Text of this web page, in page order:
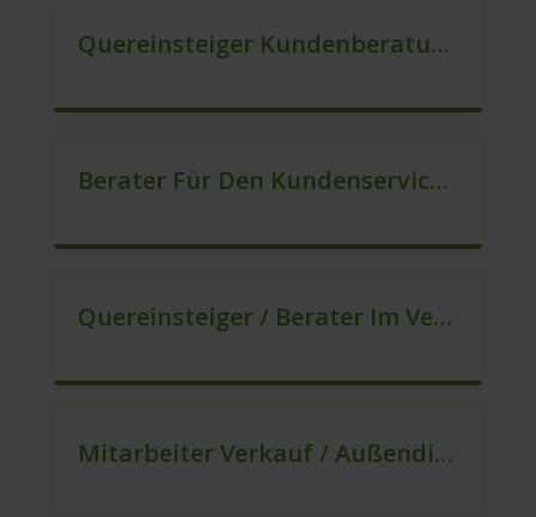
Quereinsteiger Kundenberatung (Außendienst) (m/w/d)
Berater Für Den Kundenservice (m/w/d)
Quereinsteiger / Berater Im Vertrieb – Ab Sofort (m/w/d)
Mitarbeiter Verkauf / Außendienst (m/w/d)